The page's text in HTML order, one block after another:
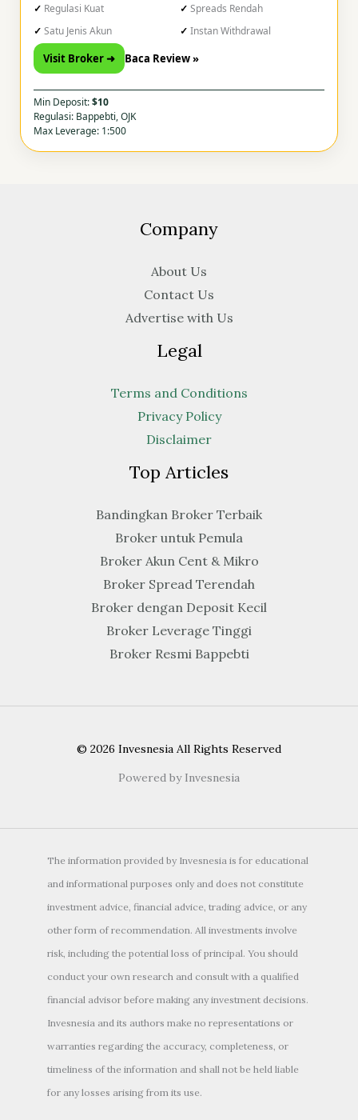
Regulasi Kuat
Spreads Rendah
Satu Jenis Akun
Instan Withdrawal
Visit Broker ➜ Baca Review »
Min Deposit:$10
Regulasi: Bappebti, OJK
Max Leverage: 1:500
Company
About Us
Contact Us
Advertise with Us
Legal
Terms and Conditions
Privacy Policy
Disclaimer
Top Articles
Bandingkan Broker Terbaik
Broker untuk Pemula
Broker Akun Cent & Mikro
Broker Spread Terendah
Broker dengan Deposit Kecil
Broker Leverage Tinggi
Broker Resmi Bappebti
© 2026 Invesnesia All Rights Reserved
Powered by Invesnesia
The information provided by Invesnesia is for educational
and informational purposes only and does not constitute
investment advice, financial advice, trading advice, or any
other form of recommendation. All investments involve
risk, including the potential loss of principal. You should
conduct your own research and consult with a qualified
financial advisor before making any investment decisions.
Invesnesia and its authors make no representations or
warranties regarding the accuracy, completeness, or
timeliness of the information and shall not be held liable
for any losses arising from its use.